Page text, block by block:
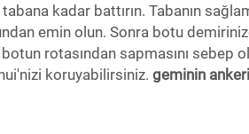
tabana kadar battırın. Tabanın
emin olun. Sonra botu
rotasından sapmasını sebep
koruyabilirsiniz. geminin ankeri